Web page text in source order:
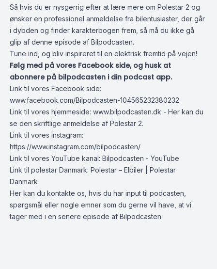
Så hvis du er nysgerrig efter at lære mere om Polestar 2 og
ønsker en professionel anmeldelse fra bilentusiaster, der går
i dybden og finder karakterbogen frem, så må du ikke gå
glip af denne episode af Bilpodcasten.
Tune ind, og bliv inspireret til en elektrisk fremtid på vejen!
Følg med på vores Facebook side, og husk at
abonnere på bilpodcasten i din podcast app.
Link til vores Facebook side:
www.facebook.com/Bilpodcasten-104565232380232
Link til vores hjemmeside: www.bilpodcasten.dk - Her kan du
se den skriftlige anmeldelse af Polestar 2.
Link til vores instagram:
https://www.instagram.com/bilpodcasten/
Link til vores YouTube kanal: Bilpodcasten - YouTube
Link til polestar Danmark: Polestar – Elbiler | Polestar
Danmark
Her kan du kontakte os, hvis du har input til podcasten,
spørgsmål eller nogle emner som du gerne vil have, at vi
tager med i en senere episode af Bilpodcasten.